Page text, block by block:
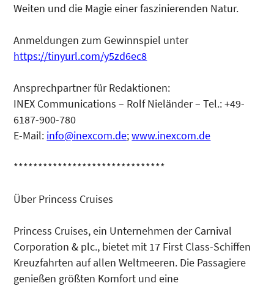
Weiten und die Magie einer faszinierenden Natur.
Anmeldungen zum Gewinnspiel unter
https://tinyurl.com/y5zd6ec8
Ansprechpartner für Redaktionen:
INEX Communications – Rolf Nieländer – Tel.: +49-
6187-900-780
E-Mail: info@inexcom.de;www.inexcom.de
*******************************
Über Princess Cruises
Princess Cruises, ein Unternehmen der Carnival
Corporation & plc., bietet mit 17 First Class-Schiffen
Kreuzfahrten auf allen Weltmeeren. Die Passagiere
genießen größten Komfort und eine